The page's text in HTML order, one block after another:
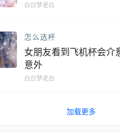
白日梦老白
怎么选杯
女朋友看到飞机杯会介
意外
白日梦老白
加载更多